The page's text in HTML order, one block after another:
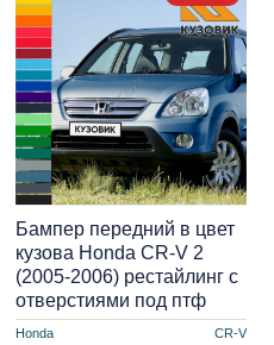
Honda CR-V
Бампер передний в цвет
кузова Honda CR-V 2
(2005-2006) рестайлинг с
отверстиями под птф